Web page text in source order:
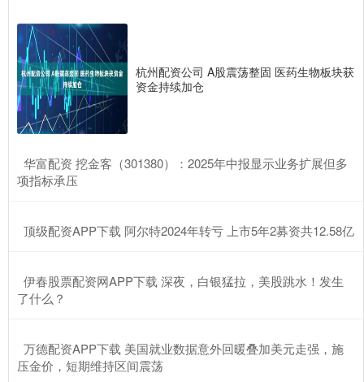
杭州配资公司 A股震荡整固 医药生物板块获
资金持续加仓
​华富配资 挖金客（301380）：2025年中报显示业务扩展但多
项指标承压
​顶级配资APP下载 阿尔特2024年转亏 上市5年2募资共12.58亿
​伊春股票配资网APP下载 深夜，白银猛拉，美股跳水！发生
了什么？
​万德配资APP下载 美国就业数据意外回暖叠加美元走强，施
压金价，短期维持区间震荡